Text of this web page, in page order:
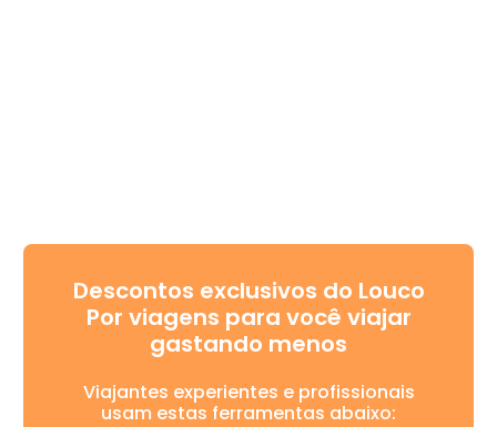
Descontos exclusivos do Louco
Por viagens para você viajar
gastando menos
Viajantes experientes e profissionais
usam estas ferramentas abaixo: